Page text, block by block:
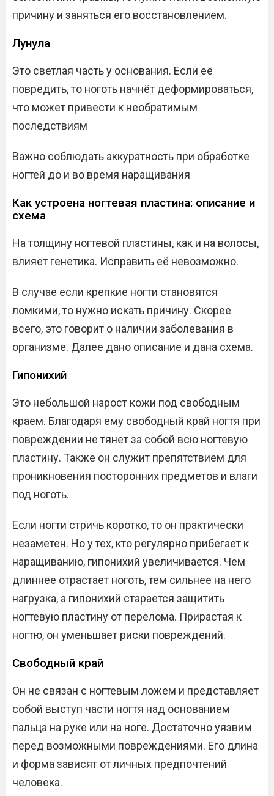
причину и заняться его восстановлением.
Лунула
Это светлая часть у основания. Если её
повредить, то ноготь начнёт деформироваться,
что может привести к необратимым
последствиям
Важно соблюдать аккуратность при обработке
ногтей до и во время наращивания
Как устроена ногтевая пластина: описание и
схема
На толщину ногтевой пластины, как и на волосы,
влияет генетика. Исправить её невозможно.
В случае если крепкие ногти становятся
ломкими, то нужно искать причину. Скорее
всего, это говорит о наличии заболевания в
организме. Далее дано описание и дана схема.
Гипонихий
Это небольшой нарост кожи под свободным
краем. Благодаря ему свободный край ногтя при
повреждении не тянет за собой всю ногтевую
пластину. Также он служит препятствием для
проникновения посторонних предметов и влаги
под ноготь.
Если ногти стричь коротко, то он практически
незаметен. Но у тех, кто регулярно прибегает к
наращиванию, гипонихий увеличивается. Чем
длиннее отрастает ноготь, тем сильнее на него
нагрузка, а гипонихий старается защитить
ногтевую пластину от перелома. Прирастая к
ногтю, он уменьшает риски повреждений.
Свободный край
Он не связан с ногтевым ложем и представляет
собой выступ части ногтя над основанием
пальца на руке или на ноге. Достаточно уязвим
перед возможными повреждениями. Его длина
и форма зависят от личных предпочтений
человека.